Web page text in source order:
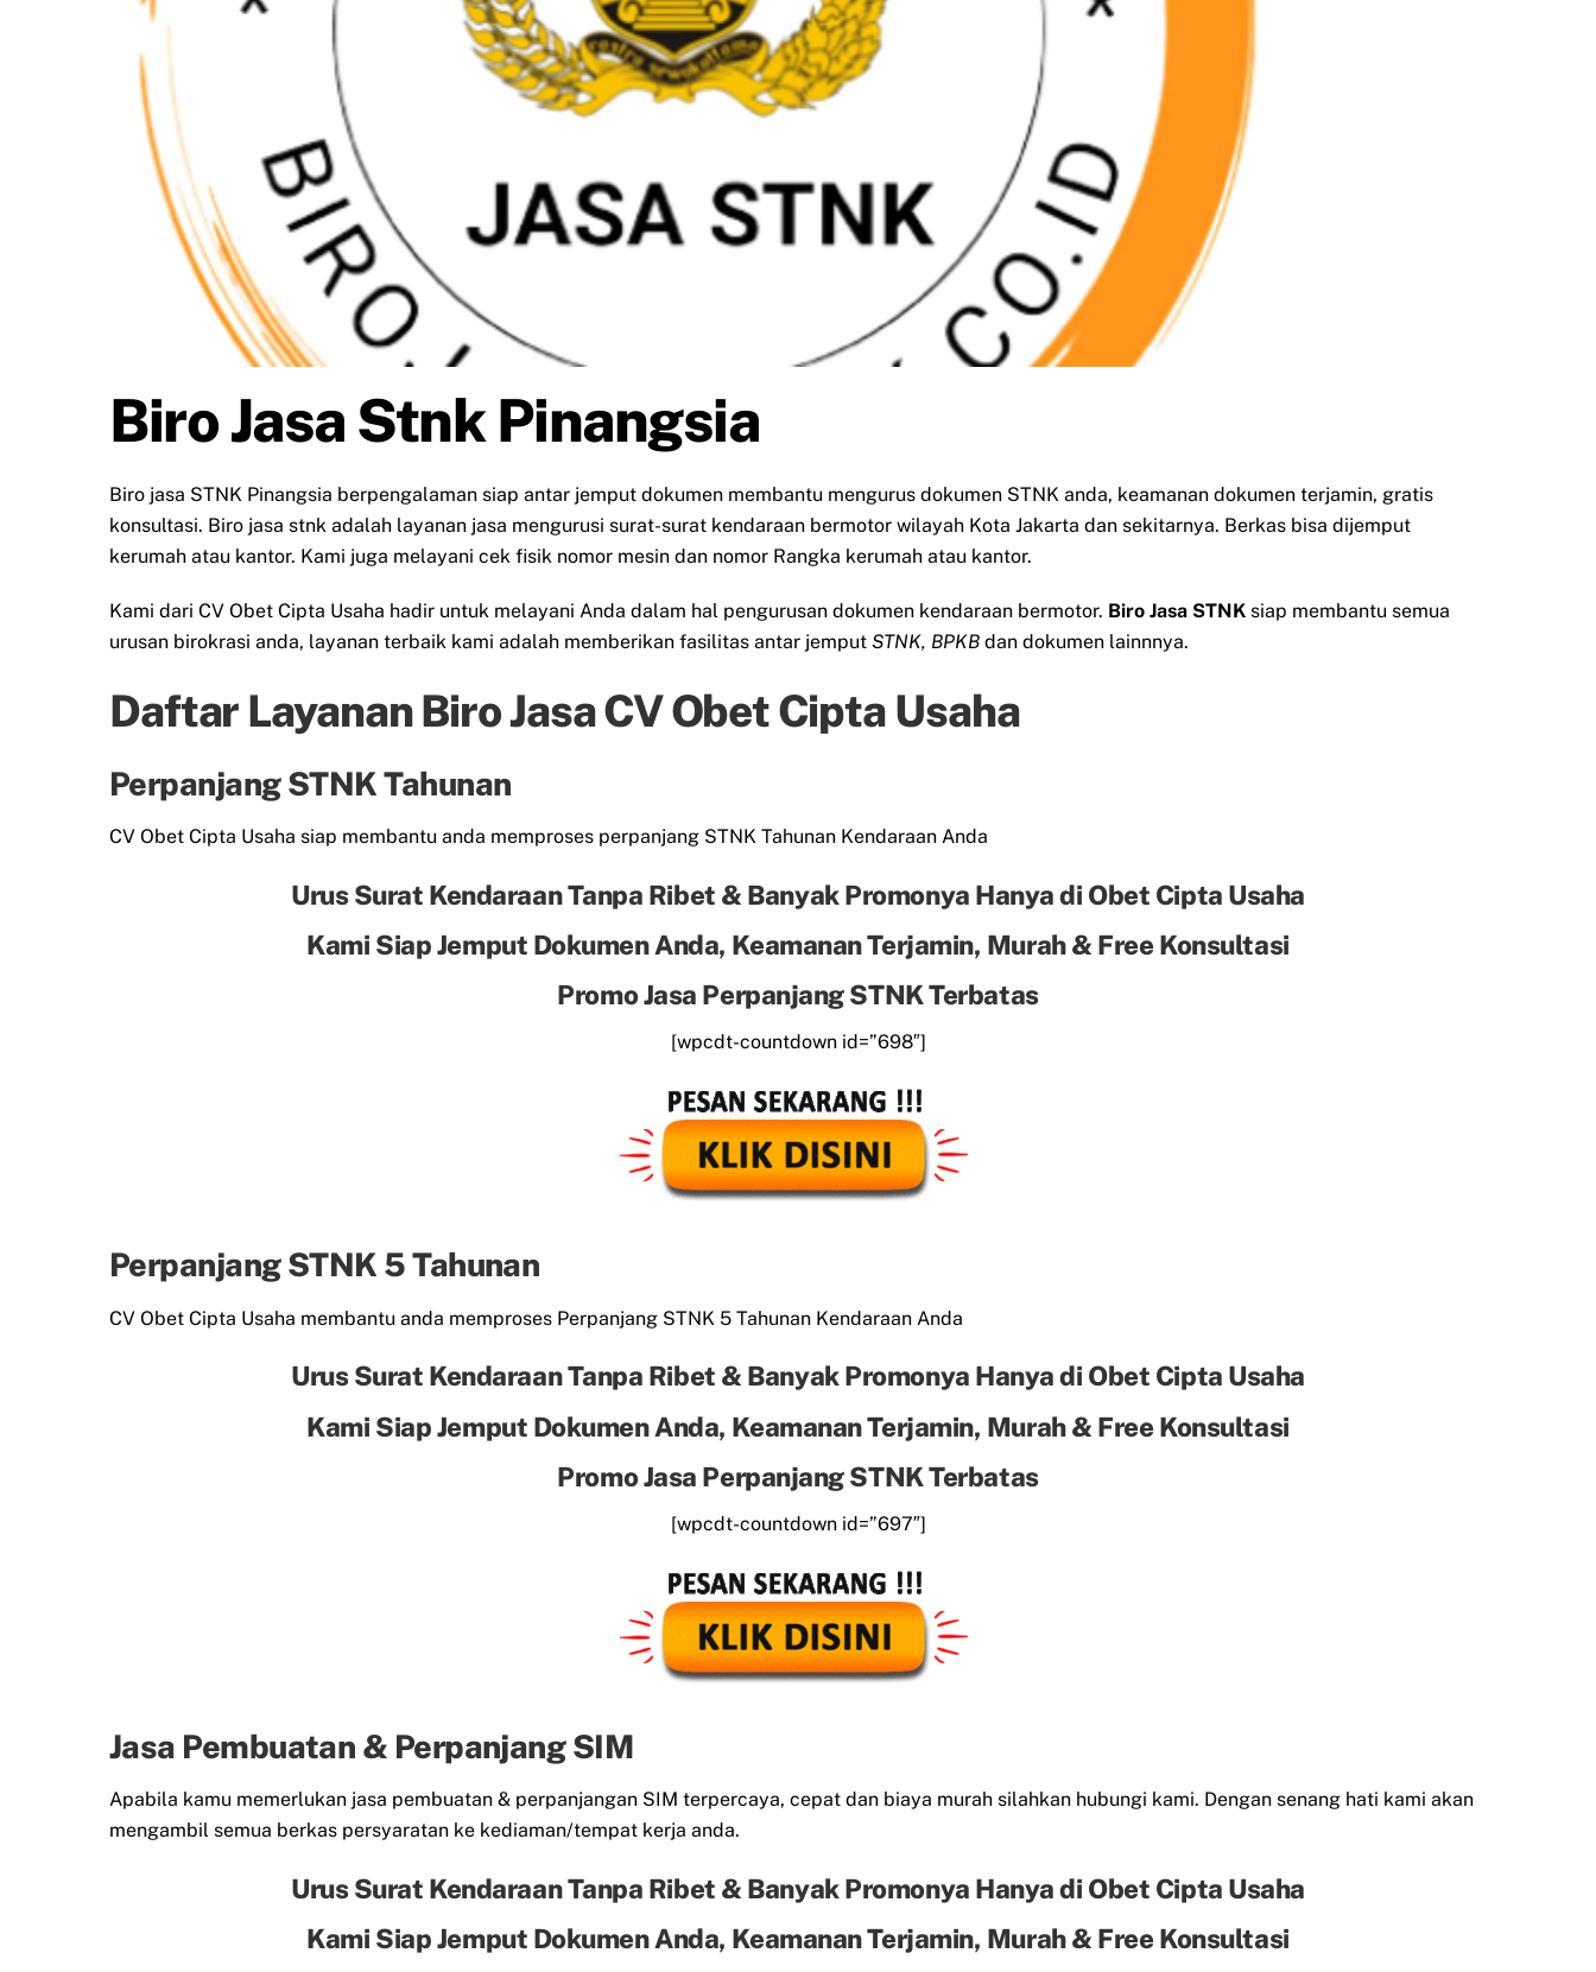
Biro Jasa Stnk Pinangsia
Biro jasa STNK Pinangsia berpengalaman siap antar jemput dokumen membantu mengurus dokumen STNK anda, keamanan dokumen terjamin, gratis
konsultasi. Biro jasa stnk adalah layanan jasa mengurusi surat-surat kendaraan bermotor wilayah Kota Jakarta dan sekitarnya. Berkas bisa dijemput
kerumah atau kantor. Kami juga melayani cek fisik nomor mesin dan nomor Rangka kerumah atau kantor.
Kami dari CV Obet Cipta Usaha hadir untuk melayani Anda dalam hal pengurusan dokumen kendaraan bermotor. Biro Jasa STNK siap membantu semua
urusan birokrasi anda, layanan terbaik kami adalah memberikan fasilitas antar jemput STNK, BPKB dan dokumen lainnnya.
Daftar Layanan Biro Jasa CV Obet Cipta Usaha
Perpanjang STNK Tahunan
CV Obet Cipta Usaha siap membantu anda memproses perpanjang STNK Tahunan Kendaraan Anda
Urus Surat Kendaraan Tanpa Ribet & Banyak Promonya Hanya di Obet Cipta Usaha
Kami Siap Jemput Dokumen Anda, Keamanan Terjamin, Murah & Free Konsultasi
Promo Jasa Perpanjang STNK Terbatas
[wpcdt-countdown id=”698″]
Perpanjang STNK 5 Tahunan
CV Obet Cipta Usaha membantu anda memproses Perpanjang STNK 5 Tahunan Kendaraan Anda
Urus Surat Kendaraan Tanpa Ribet & Banyak Promonya Hanya di Obet Cipta Usaha
Kami Siap Jemput Dokumen Anda, Keamanan Terjamin, Murah & Free Konsultasi
Promo Jasa Perpanjang STNK Terbatas
[wpcdt-countdown id=”697″]
Jasa Pembuatan & Perpanjang SIM
Apabila kamu memerlukan jasa pembuatan & perpanjangan SIM terpercaya, cepat dan biaya murah silahkan hubungi kami. Dengan senang hati kami akan
mengambil semua berkas persyaratan ke kediaman/tempat kerja anda.
Urus Surat Kendaraan Tanpa Ribet & Banyak Promonya Hanya di Obet Cipta Usaha
Kami Siap Jemput Dokumen Anda, Keamanan Terjamin, Murah & Free Konsultasi